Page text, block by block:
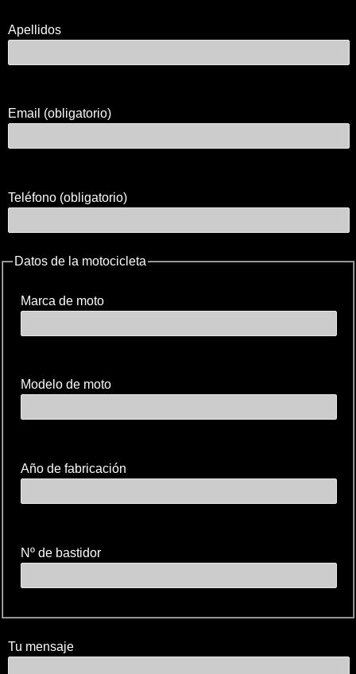
Apellidos
Email (obligatorio)
Teléfono (obligatorio)
Datos de la motocicleta
Marca de moto
Modelo de moto
Año de fabricación
Nº de bastidor
Tu mensaje